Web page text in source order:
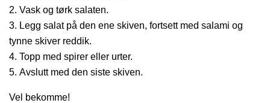
Vask og tørk salaten.
Legg salat på den ene skiven, fortsett med salami og
tynne skiver reddik.
Topp med spirer eller urter.
Avslutt med den siste skiven.
Vel bekomme!